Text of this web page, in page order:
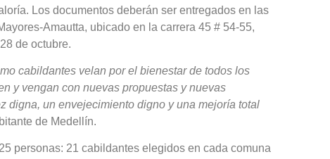
Los documentos deberán ser entregados en las
Amautta, ubicado en la carrera 45 # 54-55,
de octubre.
cabildantes velan por el bienestar de todos los
y vengan con nuevas propuestas y nuevas
digna, un envejecimiento digno y una mejoría total
de Medellín.
personas: 21 cabildantes elegidos en cada comuna